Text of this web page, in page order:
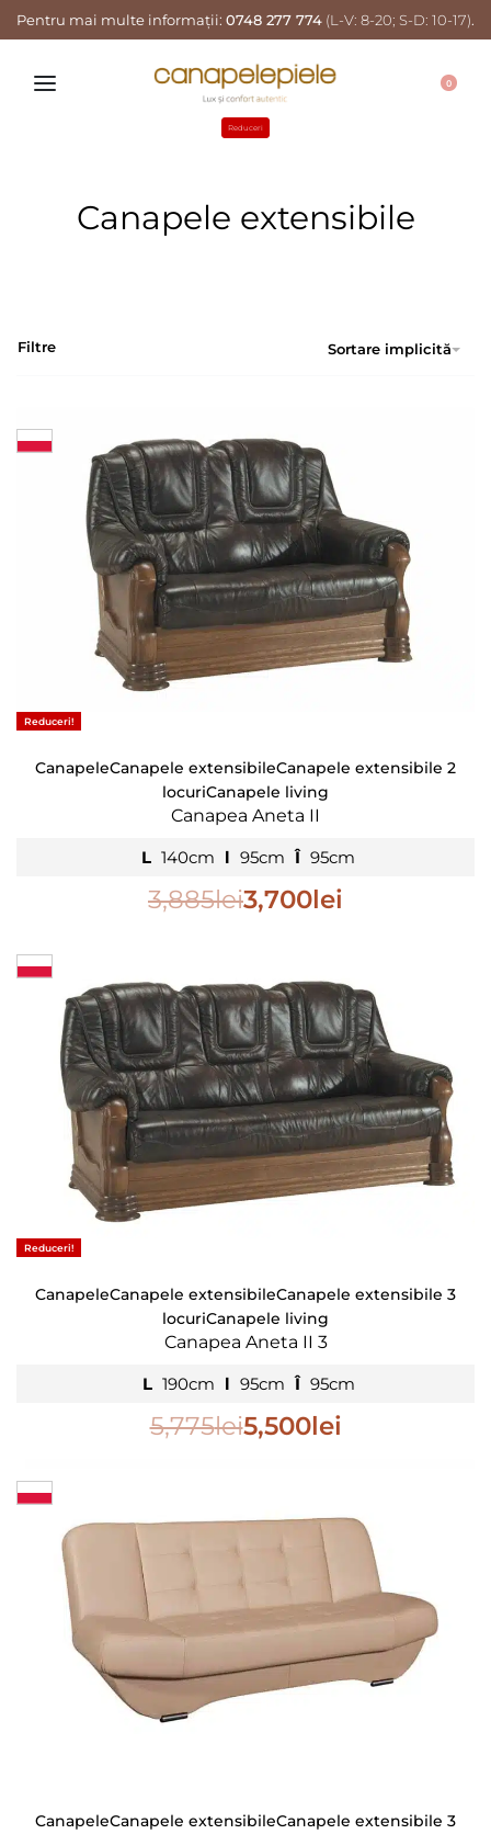
Pentru mai multe informații: 0748 277 774 (L-V: 8-20; S-D: 10-17).
0
Reduceri
Canapele extensibile
Sortare implicită
Filtre
Reduceri!
CanapeleCanapele extensibileCanapele extensibile 2
locuriCanapele living
Canapea Aneta II
L 140cm l 95cm Î 95cm
3,885lei3,700lei
Reduceri!
CanapeleCanapele extensibileCanapele extensibile 3
locuriCanapele living
Canapea Aneta II 3
L 190cm l 95cm Î 95cm
5,775lei5,500lei
CanapeleCanapele extensibileCanapele extensibile 3